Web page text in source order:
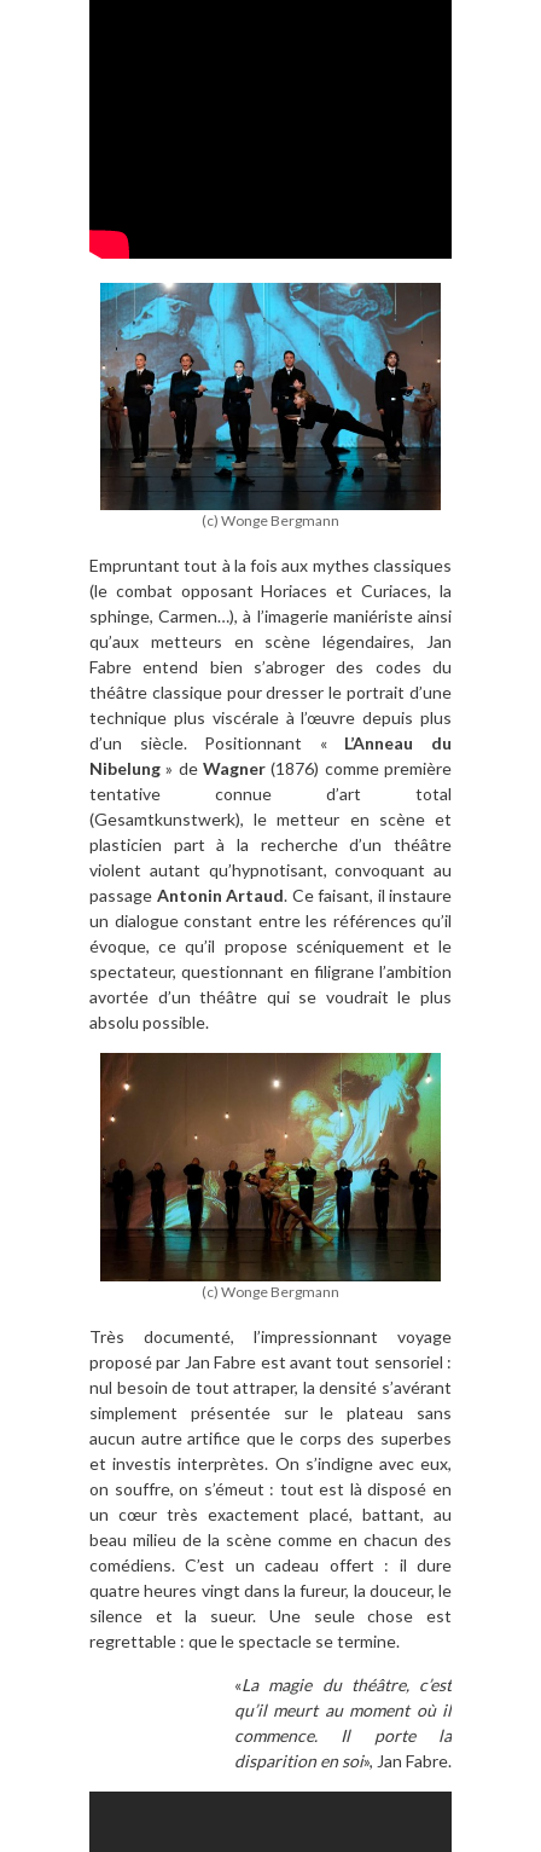
(c) Wonge Bergmann
Empruntant tout à la fois aux mythes classiques
(le combat opposant Horiaces et Curiaces, la
sphinge, Carmen…), à l’imagerie maniériste ainsi
qu’aux metteurs en scène légendaires, Jan
Fabre entend bien s’abroger des codes du
théâtre classique pour dresser le portrait d’une
technique plus viscérale à l’œuvre depuis plus
d’un siècle. Positionnant « L’Anneau du
Nibelung » de Wagner (1876) comme première
tentative connue d’art total
(Gesamtkunstwerk), le metteur en scène et
plasticien part à la recherche d’un théâtre
violent autant qu’hypnotisant, convoquant au
passage Antonin Artaud. Ce faisant, il instaure
un dialogue constant entre les références qu’il
évoque, ce qu’il propose scéniquement et le
spectateur, questionnant en filigrane l’ambition
avortée d’un théâtre qui se voudrait le plus
absolu possible.
(c) Wonge Bergmann
Très documenté, l’impressionnant voyage
proposé par Jan Fabre est avant tout sensoriel :
nul besoin de tout attraper, la densité s’avérant
simplement présentée sur le plateau sans
aucun autre artifice que le corps des superbes
et investis interprètes. On s’indigne avec eux,
on souffre, on s’émeut : tout est là disposé en
un cœur très exactement placé, battant, au
beau milieu de la scène comme en chacun des
comédiens. C’est un cadeau offert : il dure
quatre heures vingt dans la fureur, la douceur, le
silence et la sueur. Une seule chose est
regrettable : que le spectacle se termine.
«La magie du théâtre, c’est
qu’il meurt au moment où il
commence. Il porte la
disparition en soi», Jan Fabre.